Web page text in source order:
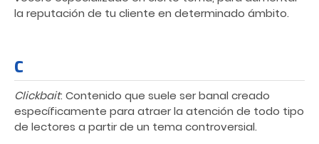
la reputación de tu cliente en determinado ámbito.
C
Clickbait: Contenido que suele ser banal creado
específicamente para atraer la atención de todo tipo
de lectores a partir de un tema controversial.